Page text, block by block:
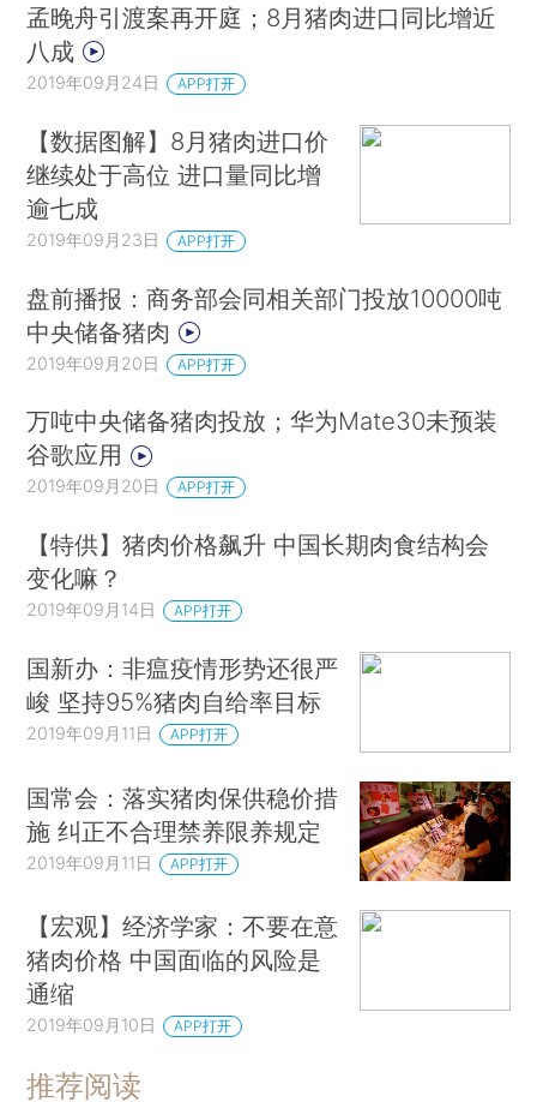
孟晚舟引渡案再开庭；8月猪肉进口同比增近
八成
2019年09月24日 APP打开
【数据图解】8月猪肉进口价
继续处于高位 进口量同比增
逾七成
2019年09月23日 APP打开
盘前播报：商务部会同相关部门投放10000吨
中央储备猪肉
2019年09月20日 APP打开
万吨中央储备猪肉投放；华为Mate30未预装
谷歌应用
2019年09月20日 APP打开
【特供】猪肉价格飙升 中国长期肉食结构会
变化嘛？
2019年09月14日 APP打开
国新办：非瘟疫情形势还很严
峻 坚持95%猪肉自给率目标
2019年09月11日 APP打开
国常会：落实猪肉保供稳价措
施 纠正不合理禁养限养规定
2019年09月11日 APP打开
【宏观】经济学家：不要在意
猪肉价格 中国面临的风险是
通缩
2019年09月10日 APP打开
推荐阅读